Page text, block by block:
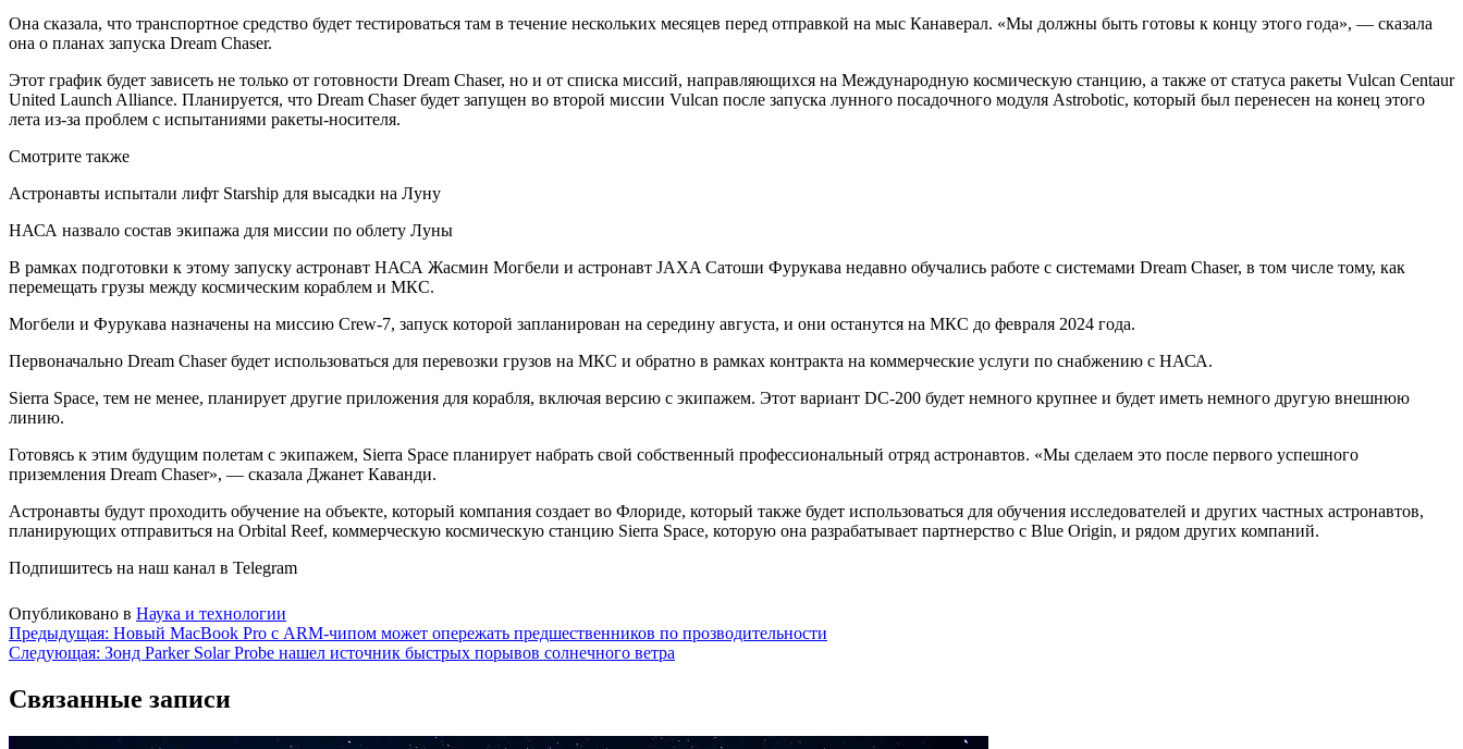
Она сказала, что транспортное средство будет тестироваться там в течение нескольких месяцев перед отправкой на мыс Канаверал. «Мы должны быть готовы к концу этого года», — сказала
она о планах запуска Dream Chaser.
Этот график будет зависеть не только от готовности Dream Chaser, но и от списка миссий, направляющихся на Международную космическую станцию, а также от статуса ракеты Vulcan Centaur
United Launch Alliance. Планируется, что Dream Chaser будет запущен во второй миссии Vulcan после запуска лунного посадочного модуля Astrobotic, который был перенесен на конец этого
лета из-за проблем с испытаниями ракеты-носителя.
Смотрите также
Астронавты испытали лифт Starship для высадки на Луну
НАСА назвало состав экипажа для миссии по облету Луны
В рамках подготовки к этому запуску астронавт НАСА Жасмин Могбели и астронавт JAXA Сатоши Фурукава недавно обучались работе с системами Dream Chaser, в том числе тому, как
перемещать грузы между космическим кораблем и МКС.
Могбели и Фурукава назначены на миссию Crew-7, запуск которой запланирован на середину августа, и они останутся на МКС до февраля 2024 года.
Первоначально Dream Chaser будет использоваться для перевозки грузов на МКС и обратно в рамках контракта на коммерческие услуги по снабжению с НАСА.
Sierra Space, тем не менее, планирует другие приложения для корабля, включая версию с экипажем. Этот вариант DC-200 будет немного крупнее и будет иметь немного другую внешнюю
линию.
Готовясь к этим будущим полетам с экипажем, Sierra Space планирует набрать свой собственный профессиональный отряд астронавтов. «Мы сделаем это после первого успешного
приземления Dream Chaser», — сказала Джанет Каванди.
Астронавты будут проходить обучение на объекте, который компания создает во Флориде, который также будет использоваться для обучения исследователей и других частных астронавтов,
планирующих отправиться на Orbital Reef, коммерческую космическую станцию ​​Sierra Space, которую она разрабатывает партнерство с Blue Origin, и рядом других компаний.
Подпишитесь на наш канал в Telegram
Опубликовано в Наука и технологии
Навигация
по
записям
Предыдущая: Новый MacBook Pro с ARM-чипом может опережать предшественников по прозводительности
Следующая: Зонд Parker Solar Probe нашел источник быстрых порывов солнечного ветра
Связанные записи